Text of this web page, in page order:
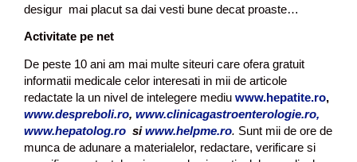
desigur mai placut sa dai vesti bune decat proaste…
Activitate pe net
De peste 10 ani am mai multe siteuri care ofera gratuit
informatii medicale celor interesati in mii de articole
redactate la un nivel de intelegere mediu www.hepatite.ro,
www.despreboli.ro, www.clinicagastroenterologie.ro,
www.hepatolog.ro siwww.helpme.ro. Sunt mii de ore de
munca de adunare a materialelor, redactare, verificare si